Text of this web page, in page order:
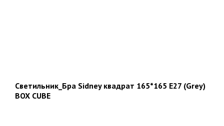
Светильник_Бра Sidney квадрат 165*165 Е27 (Grey)
BOX CUBE